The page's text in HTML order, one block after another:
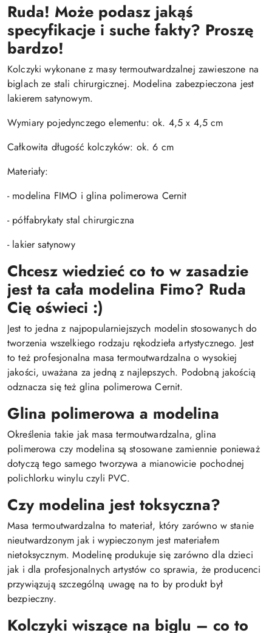
Ruda! Może podasz jakąś
specyfikacje i suche fakty? Proszę
bardzo!
Kolczyki wykonane z masy termoutwardzalnej zawieszone na
biglach ze stali chirurgicznej. Modelina zabezpieczona jest
lakierem satynowym.
Wymiary pojedynczego elementu: ok. 4,5 x 4,5 cm
Całkowita długość kolczyków: ok. 6 cm
Materiały:
- modelina FIMO i glina polimerowa Cernit
- półfabrykaty stal chirurgiczna
- lakier satynowy
Chcesz wiedzieć co to w zasadzie
jest ta cała modelina Fimo? Ruda
Cię oświeci :)
Jest to jedna z najpopularniejszych modelin stosowanych do
tworzenia wszelkiego rodzaju rękodzieła artystycznego. Jest
to też profesjonalna masa termoutwardzalna o wysokiej
jakości, uważana za jedną z najlepszych. Podobną jakością
odznacza się też glina polimerowa Cernit.
Glina polimerowa a modelina
Określenia takie jak masa termoutwardzalna, glina
polimerowa czy modelina są stosowane zamiennie ponieważ
dotyczą tego samego tworzywa a mianowicie pochodnej
polichlorku winylu czyli PVC.
Czy modelina jest toksyczna?
Masa termoutwardzalna to materiał, który zarówno w stanie
nieutwardzonym jak i wypieczonym jest materiałem
nietoksycznym. Modelinę produkuje się zarówno dla dzieci
jak i dla profesjonalnych artystów co sprawia, że producenci
przywiązują szczególną uwagę na to by produkt był
bezpieczny.
Kolczyki wiszące na biglu – co to